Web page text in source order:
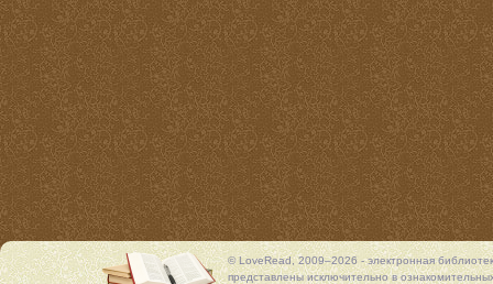
© LoveRead, 2009–2026 - электронная
представлены исключительно в